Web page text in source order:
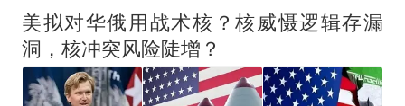
美拟对华俄用战术核？核威慑逻辑存漏
洞，核冲突风险陡增？